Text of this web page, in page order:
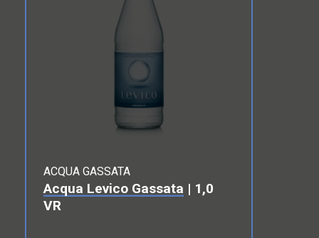
ACQUA GASSATA
Acqua Levico Gassata | 1,0
VR